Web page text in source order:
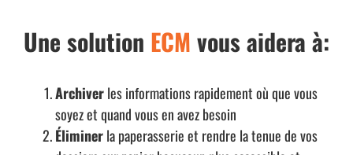
Une solution ECM vous aidera à:
Archiverles informations rapidement où que vous
soyez et quand vous en avez besoin
Éliminerla paperasserie et rendre la tenue de vos